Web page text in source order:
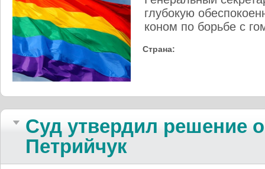
глу­бо­кую
ко­ном по борь­бе с
Страна:
Суд утвер­дил реше­ние
Пет­рий­чук